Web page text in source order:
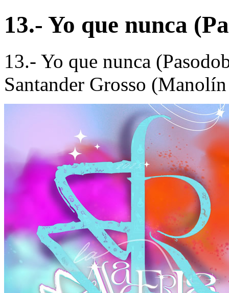
13.- Yo que nunca
13.- Yo que nunca
Santander Grosso